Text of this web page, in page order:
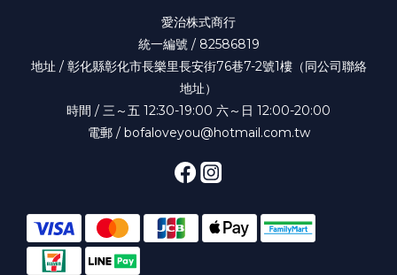
愛治株式商行
統一編號 / 82586819
地址 / 彰化縣彰化市長樂里長安街76巷7-2號1樓（同公司聯絡
地址）
時間 / 三～五 12:30-19:00 六～日 12:00-20:00
電郵 / bofaloveyou@hotmail.com.tw